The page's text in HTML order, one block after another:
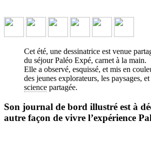
Croquez l'aventure en
Un journal de bord illustré !↓ Lire le descriptif
↓
Cet été, une dessinatrice est venue
du séjour Paléo Expé, carnet à la main.
Elle a observé, esquissé, et mis en
des jeunes explorateurs, les paysages,
science partagée.
Son journal de bord illustré est à
autre façon de vivre l’expérience